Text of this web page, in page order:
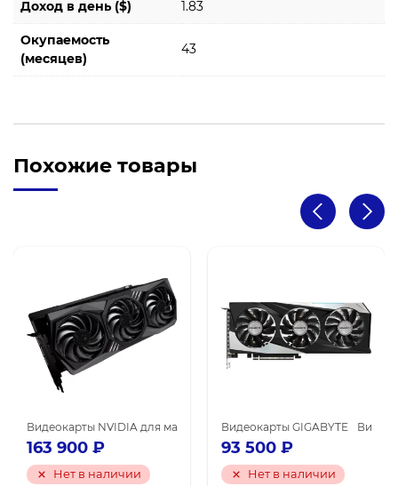
Доход в день ($) 1.83
Окупаемость
(месяцев)
43
Похожие товары
Видеокарты NVIDIA для майнинга
NVIDIA GeForce RTX 3080 Видеокарты NVIDIA для майнинга
Видеокарты NVIDIA для майнинга
163 900 ₽
Нет в наличии
Видеокарты GIGABYTE
93 500 ₽
Нет в наличии